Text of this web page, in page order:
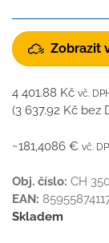
Zobrazit
4 401.88 Kč vč.
(3 637.92 Kč bez
~181,4086 € vč.
Obj. číslo: CH
EAN:
Skladem